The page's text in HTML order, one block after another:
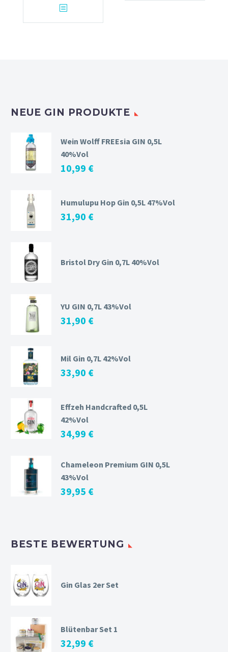
NEUE GIN PRODUKTE
Wein Wolff FREEsia GIN 0,5L
40%Vol
10,99 €
Humulupu Hop Gin 0,5L 47%Vol
31,90 €
Bristol Dry Gin 0,7L 40%Vol
YU GIN 0,7L 43%Vol
31,90 €
Mil Gin 0,7L 42%Vol
33,90 €
Effzeh Handcrafted 0,5L
42%Vol
34,99 €
Chameleon Premium GIN 0,5L
43%Vol
39,95 €
BESTE BEWERTUNG
Gin Glas 2er Set
Blütenbar Set 1
32,99 €